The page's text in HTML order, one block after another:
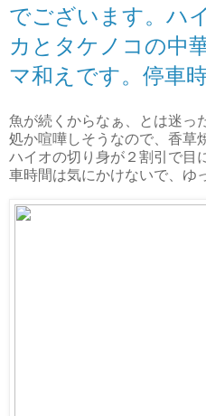
でございます。ハ
カとタケノコの中
マ和えです。停車
魚が続くからなぁ、とは迷っ
処か喧嘩しそうなので、香草
ハイオの切り身が２割引で目
車時間は気にかけないで、ゆ